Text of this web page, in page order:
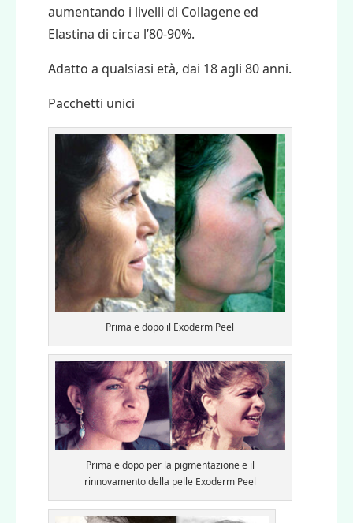
aumentando i livelli di Collagene ed
Elastina di circa l’80-90%.
Adatto a qualsiasi età, dai 18 agli 80 anni.
Pacchetti unici
Prima e dopo il Exoderm Peel
Prima e dopo per la pigmentazione e il
rinnovamento della pelle Exoderm Peel